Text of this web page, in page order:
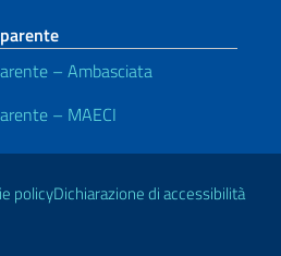
– Ambasciata
– MAECI
policyDichiarazione di accessibilità